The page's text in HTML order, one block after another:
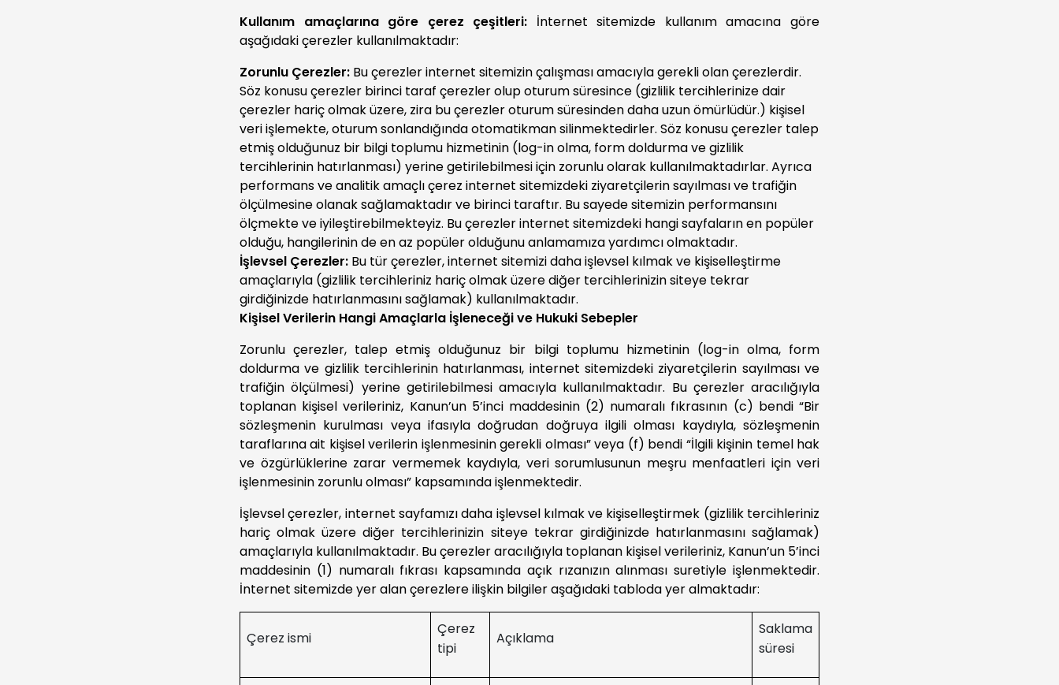
Kullanım amaçlarına göre çerez çeşitleri: İnternet sitemizde kullanım amacına göre
aşağıdaki çerezler kullanılmaktadır:
Zorunlu Çerezler: Bu çerezler internet sitemizin çalışması amacıyla gerekli olan çerezlerdir.
Söz konusu çerezler birinci taraf çerezler olup oturum süresince (gizlilik tercihlerinize dair
çerezler hariç olmak üzere, zira bu çerezler oturum süresinden daha uzun ömürlüdür.) kişisel
veri işlemekte, oturum sonlandığında otomatikman silinmektedirler. Söz konusu çerezler talep
etmiş olduğunuz bir bilgi toplumu hizmetinin (log-in olma, form doldurma ve gizlilik
tercihlerinin hatırlanması) yerine getirilebilmesi için zorunlu olarak kullanılmaktadırlar. Ayrıca
performans ve analitik amaçlı çerez internet sitemizdeki ziyaretçilerin sayılması ve trafiğin
ölçülmesine olanak sağlamaktadır ve birinci taraftır. Bu sayede sitemizin performansını
ölçmekte ve iyileştirebilmekteyiz. Bu çerezler internet sitemizdeki hangi sayfaların en popüler
olduğu, hangilerinin de en az popüler olduğunu anlamamıza yardımcı olmaktadır.
İşlevsel Çerezler: Bu tür çerezler, internet sitemizi daha işlevsel kılmak ve kişiselleştirme
amaçlarıyla (gizlilik tercihleriniz hariç olmak üzere diğer tercihlerinizin siteye tekrar
girdiğinizde hatırlanmasını sağlamak) kullanılmaktadır.
Kişisel Verilerin Hangi Amaçlarla İşleneceği ve Hukuki Sebepler
Zorunlu çerezler, talep etmiş olduğunuz bir bilgi toplumu hizmetinin (log-in olma, form
doldurma ve gizlilik tercihlerinin hatırlanması, internet sitemizdeki ziyaretçilerin sayılması ve
trafiğin ölçülmesi) yerine getirilebilmesi amacıyla kullanılmaktadır. Bu çerezler aracılığıyla
toplanan kişisel verileriniz, Kanun’un 5’inci maddesinin (2) numaralı fıkrasının (c) bendi “Bir
sözleşmenin kurulması veya ifasıyla doğrudan doğruya ilgili olması kaydıyla, sözleşmenin
taraflarına ait kişisel verilerin işlenmesinin gerekli olması” veya (f) bendi “İlgili kişinin temel hak
ve özgürlüklerine zarar vermemek kaydıyla, veri sorumlusunun meşru menfaatleri için veri
işlenmesinin zorunlu olması” kapsamında işlenmektedir.
İşlevsel çerezler, internet sayfamızı daha işlevsel kılmak ve kişiselleştirmek (gizlilik tercihleriniz
hariç olmak üzere diğer tercihlerinizin siteye tekrar girdiğinizde hatırlanmasını sağlamak)
amaçlarıyla kullanılmaktadır. Bu çerezler aracılığıyla toplanan kişisel verileriniz, Kanun’un 5’inci
maddesinin (1) numaralı fıkrası kapsamında açık rızanızın alınması suretiyle işlenmektedir.
İnternet sitemizde yer alan çerezlere ilişkin bilgiler aşağıdaki tabloda yer almaktadır:
Çerez ismi
Çerez
tipi
Açıklama
Saklama
süresi